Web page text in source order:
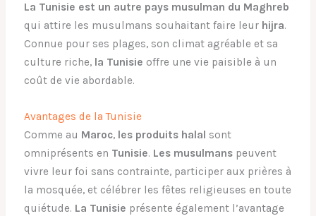
La Tunisie est un autre pays musulman du Maghreb
qui attire les musulmans souhaitant faire leur hijra.
Connue pour ses plages, son climat agréable et sa
culture riche, la Tunisie offre une vie paisible à un
coût de vie abordable.
Avantages de la Tunisie
Comme au Maroc, les produits halal sont
omniprésents en Tunisie. Les musulmanspeuvent
vivre leur foi sans contrainte, participer aux prières à
la mosquée, et célébrer les fêtes religieuses en toute
quiétude. La Tunisie présente également l’avantage